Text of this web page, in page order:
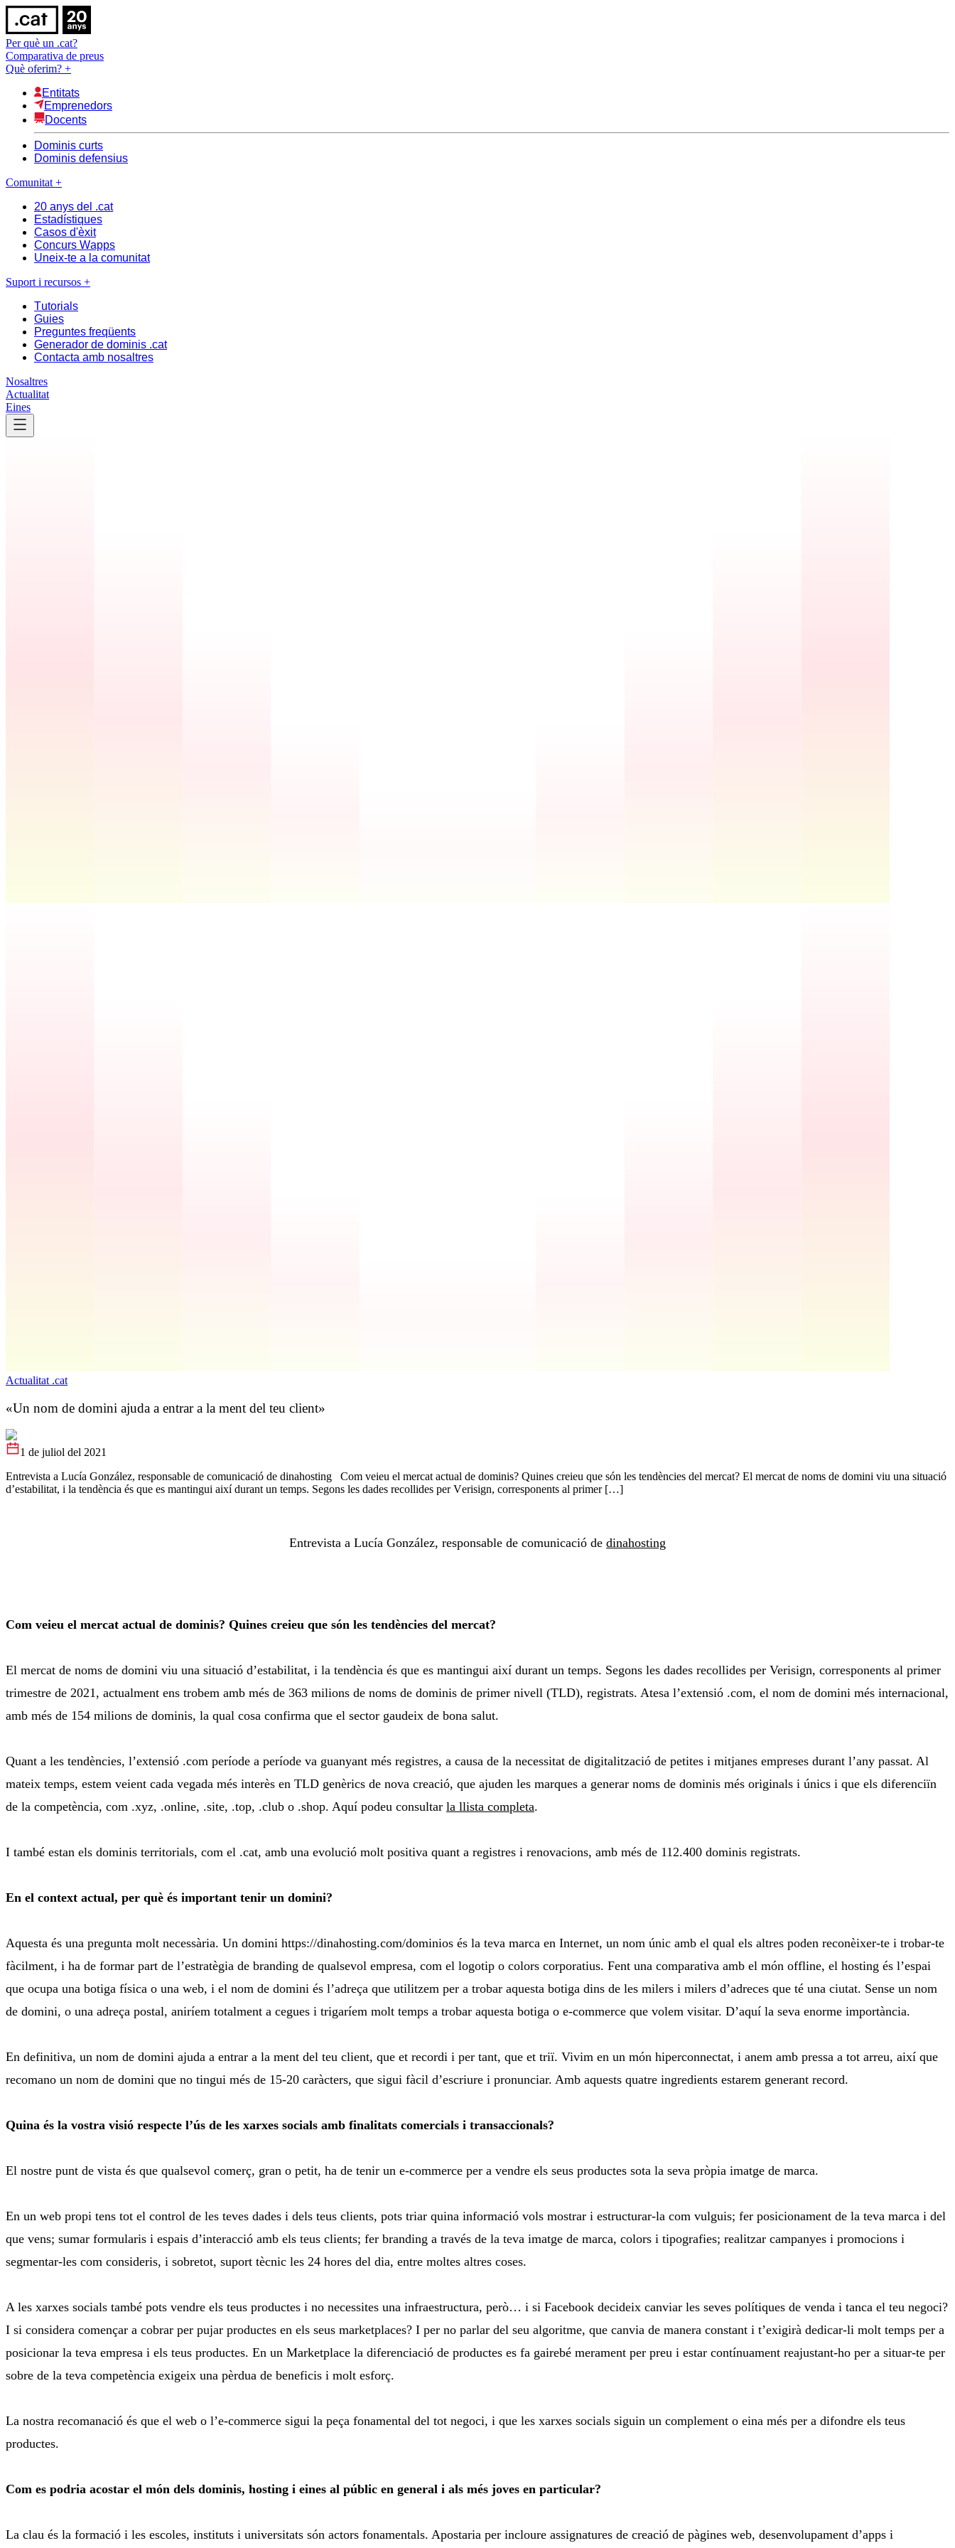
Per què un .cat?
Comparativa de preus
Què oferim? +
Entitats
Emprenedors
Docents
Dominis curts
Dominis defensius
Comunitat +
20 anys del .cat
Estadístiques
Casos d'èxit
Concurs Wapps
Uneix-te a la comunitat
Suport i recursos +
Tutorials
Guies
Preguntes freqüents
Generador de dominis .cat
Contacta amb nosaltres
Nosaltres
Actualitat
Eines
Actualitat .cat
«Un nom de domini ajuda a entrar a la ment del teu client»
1 de juliol del 2021
Entrevista a Lucía González, responsable de comunicació de dinahosting Com veieu el mercat actual de dominis? Quines creieu que són les tendències del mercat? El mercat de noms de domini viu una situació
d’estabilitat, i la tendència és que es mantingui així durant un temps. Segons les dades recollides per Verisign, corresponents al primer […]
Entrevista a Lucía González, responsable de comunicació de dinahosting
Com veieu el mercat actual de dominis? Quines creieu que són les tendències del mercat?
El mercat de noms de domini viu una situació d’estabilitat, i la tendència és que es mantingui així durant un temps. Segons les dades recollides per Verisign, corresponents al primer
trimestre de 2021, actualment ens trobem amb més de 363 milions de noms de dominis de primer nivell (TLD), registrats. Atesa l’extensió .com, el nom de domini més internacional,
amb més de 154 milions de dominis, la qual cosa confirma que el sector gaudeix de bona salut.
Quant a les tendències, l’extensió .com període a període va guanyant més registres, a causa de la necessitat de digitalització de petites i mitjanes empreses durant l’any passat. Al
mateix temps, estem veient cada vegada més interès en TLD genèrics de nova creació, que ajuden les marques a generar noms de dominis més originals i únics i que els diferenciïn
de la competència, com .xyz, .online, .site, .top, .club o .shop. Aquí podeu consultar la llista completa.
I també estan els dominis territorials, com el .cat, amb una evolució molt positiva quant a registres i renovacions, amb més de 112.400 dominis registrats.
En el context actual, per què és important tenir un domini?
Aquesta és una pregunta molt necessària. Un domini https://dinahosting.com/dominios és la teva marca en Internet, un nom únic amb el qual els altres poden reconèixer-te i trobar-te
fàcilment, i ha de formar part de l’estratègia de branding de qualsevol empresa, com el logotip o colors corporatius. Fent una comparativa amb el món offline, el hosting és l’espai
que ocupa una botiga física o una web, i el nom de domini és l’adreça que utilitzem per a trobar aquesta botiga dins de les milers i milers d’adreces que té una ciutat. Sense un nom
de domini, o una adreça postal, aniríem totalment a cegues i trigaríem molt temps a trobar aquesta botiga o e-commerce que volem visitar. D’aquí la seva enorme importància.
En definitiva, un nom de domini ajuda a entrar a la ment del teu client, que et recordi i per tant, que et triï. Vivim en un món hiperconnectat, i anem amb pressa a tot arreu, així que
recomano un nom de domini que no tingui més de 15-20 caràcters, que sigui fàcil d’escriure i pronunciar. Amb aquests quatre ingredients estarem generant record.
Quina és la vostra visió respecte l’ús de les xarxes socials amb finalitats comercials i transaccionals?
El nostre punt de vista és que qualsevol comerç, gran o petit, ha de tenir un e-commerce per a vendre els seus productes sota la seva pròpia imatge de marca.
En un web propi tens tot el control de les teves dades i dels teus clients, pots triar quina informació vols mostrar i estructurar-la com vulguis; fer posicionament de la teva marca i del
que vens; sumar formularis i espais d’interacció amb els teus clients; fer branding a través de la teva imatge de marca, colors i tipografies; realitzar campanyes i promocions i
segmentar-les com consideris, i sobretot, suport tècnic les 24 hores del dia, entre moltes altres coses.
A les xarxes socials també pots vendre els teus productes i no necessites una infraestructura, però… i si Facebook decideix canviar les seves polítiques de venda i tanca el teu negoci?
I si considera començar a cobrar per pujar productes en els seus marketplaces? I per no parlar del seu algoritme, que canvia de manera constant i t’exigirà dedicar-li molt temps per a
posicionar la teva empresa i els teus productes. En un Marketplace la diferenciació de productes es fa gairebé merament per preu i estar contínuament reajustant-ho per a situar-te per
sobre de la teva competència exigeix una pèrdua de beneficis i molt esforç.
La nostra recomanació és que el web o l’e-commerce sigui la peça fonamental del tot negoci, i que les xarxes socials siguin un complement o eina més per a difondre els teus
productes.
Com es podria acostar el món dels dominis, hosting i eines al públic en general i als més joves en particular?
La clau és la formació i les escoles, instituts i universitats són actors fonamentals. Apostaria per incloure assignatures de creació de pàgines web, desenvolupament d’apps i